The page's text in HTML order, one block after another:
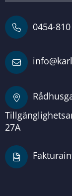
0454-
27A